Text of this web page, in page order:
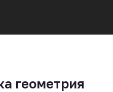
геометрия